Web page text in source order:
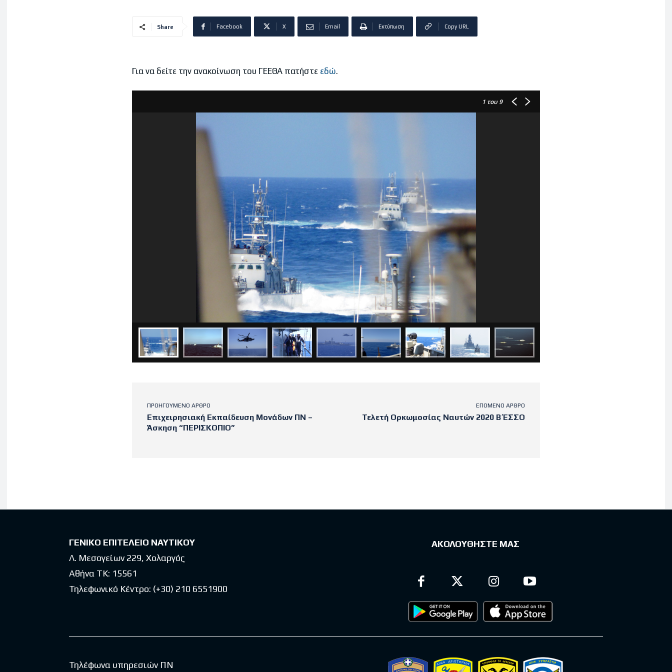
Share Facebook X Email Εκτύπωση Copy URL
Για να δείτε την ανακοίνωση του ΓΕΕΘΑ πατήστε εδώ.
1 του 9
ΠΡΟΗΓΟΎΜΕΝΟ ΆΡΘΡΟ
Επιχειρησιακή Εκπαίδευση Μονάδων ΠΝ –
Άσκηση “ΠΕΡΙΣΚΟΠΙΟ”
ΕΠΌΜΕΝΟ ΆΡΘΡΟ
Τελετή Ορκωμοσίας Ναυτών 2020 Β΄ ΕΣΣΟ
ΓΕΝΙΚΟ ΕΠΙΤΕΛΕΙΟ ΝΑΥΤΙΚΟΥ
Λ. Μεσογείων 229, Χολαργός
Αθήνα ΤΚ: 15561
Τηλεφωνικό Κέντρο: (+30) 210 6551900
ΑΚΟΛΟΥΘΗΣΤΕ ΜΑΣ
Τηλέφωνα υπηρεσιών ΠΝ